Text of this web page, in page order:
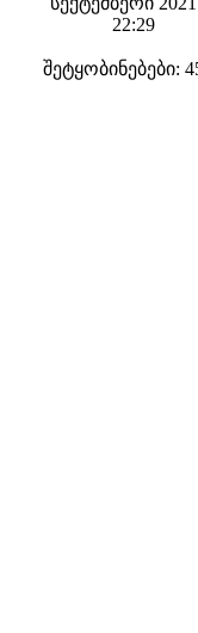
22:29
შეტყობინებები: